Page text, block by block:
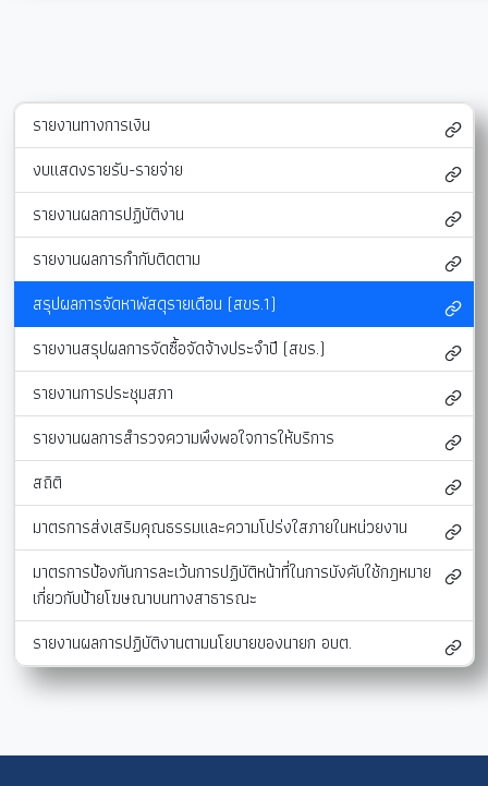
รายงานทางการเงิน
งบแสดงรายรับ-รายจ่าย
รายงานผลการปฏิบัติงาน
รายงานผลการกำกับติดตาม
สรุปผลการจัดหาพัสดุรายเดือน (สขร.1)
รายงานสรุปผลการจัดซื้อจัดจ้างประจำปี (สขร.)
รายงานการประชุมสภา
รายงานผลการสำรวจความพึงพอใจการให้บริการ
สถิติ
มาตรการส่งเสริมคุณธรรมและความโปร่งใสภายในหน่วยงาน
มาตรการป้องกันการละเว้นการปฏิบัติหน้าที่ในการบังคับใช้กฎหมาย
เกี่ยวกับป้ายโฆษณาบนทางสาธารณะ
รายงานผลการปฏิบัติงานตามนโยบายของนายก อบต.